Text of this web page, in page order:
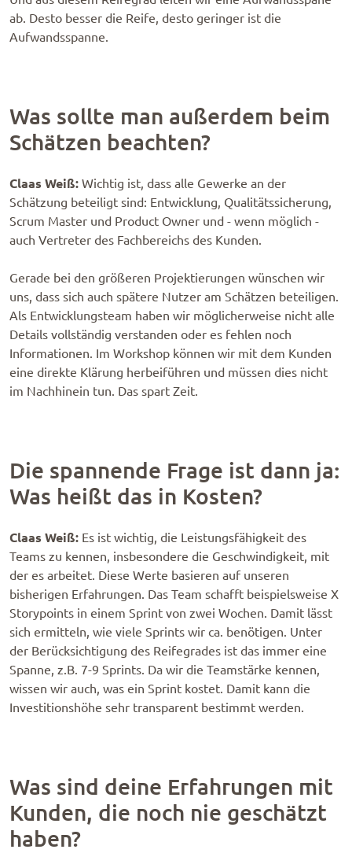
ab. Desto besser die Reife, desto geringer ist die
Aufwandsspanne.
Was sollte man außerdem beim
Schätzen beachten?
Claas Weiß: Wichtig ist, dass alle Gewerke an der
Schätzung beteiligt sind: Entwicklung, Qualitätssicherung,
Scrum Master und Product Owner und - wenn möglich -
auch Vertreter des Fachbereichs des Kunden.
Gerade bei den größeren Projektierungen wünschen wir
uns, dass sich auch spätere Nutzer am Schätzen beteiligen.
Als Entwicklungsteam haben wir möglicherweise nicht alle
Details vollständig verstanden oder es fehlen noch
Informationen. Im Workshop können wir mit dem Kunden
eine direkte Klärung herbeiführen und müssen dies nicht
im Nachhinein tun. Das spart Zeit.
Die spannende Frage ist dann ja:
Was heißt das in Kosten?
Claas Weiß: Es ist wichtig, die Leistungsfähigkeit des
Teams zu kennen, insbesondere die Geschwindigkeit, mit
der es arbeitet. Diese Werte basieren auf unseren
bisherigen Erfahrungen. Das Team schafft beispielsweise X
Storypoints in einem Sprint von zwei Wochen. Damit lässt
sich ermitteln, wie viele Sprints wir ca. benötigen. Unter
der Berücksichtigung des Reifegrades ist das immer eine
Spanne, z.B. 7-9 Sprints. Da wir die Teamstärke kennen,
wissen wir auch, was ein Sprint kostet. Damit kann die
Investitionshöhe sehr transparent bestimmt werden.
Was sind deine Erfahrungen mit
Kunden, die noch nie geschätzt
haben?